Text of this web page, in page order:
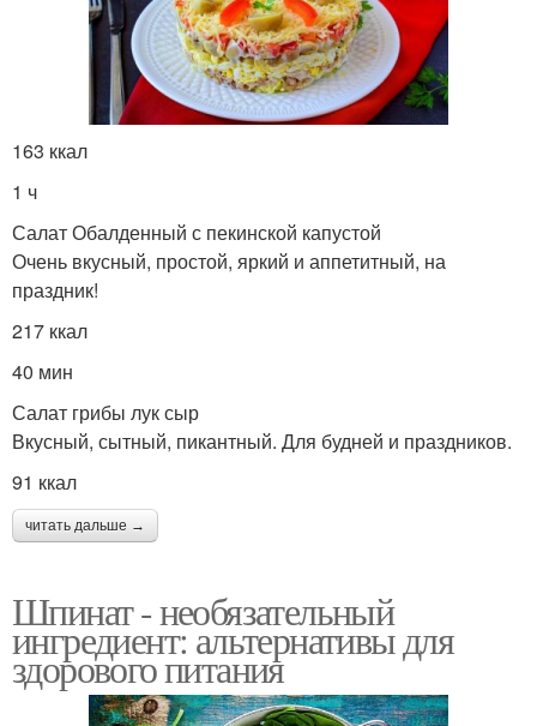
163 ккал
1 ч
Салат Обалденный с пекинской капустой
Очень вкусный, простой, яркий и аппетитный, на
праздник!
217 ккал
40 мин
Салат грибы лук сыр
Вкусный, сытный, пикантный. Для будней и праздников.
91 ккал
читать дальше →
Шпинат - необязательный
ингредиент: альтернативы для
здорового питания